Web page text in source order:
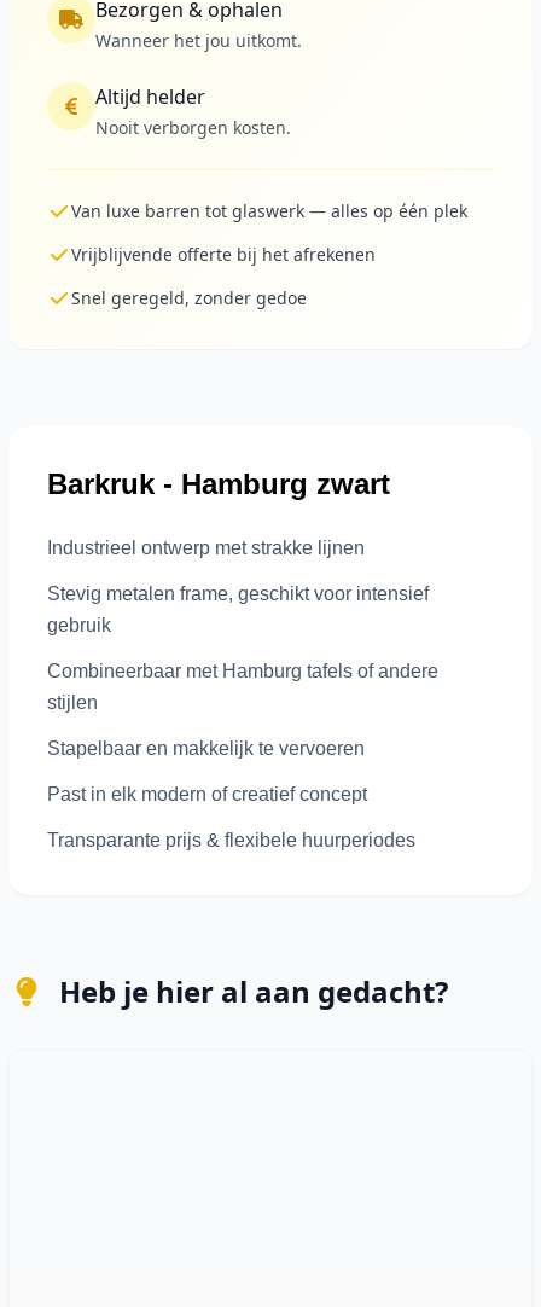
Bezorgen & ophalen
Wanneer het jou uitkomt.
Altijd helder
Nooit verborgen kosten.
Van luxe barren tot glaswerk — alles op één plek
Vrijblijvende offerte bij het afrekenen
Snel geregeld, zonder gedoe
Barkruk - Hamburg zwart
Industrieel ontwerp met strakke lijnen
Stevig metalen frame, geschikt voor intensief
gebruik
Combineerbaar met Hamburg tafels of andere
stijlen
Stapelbaar en makkelijk te vervoeren
Past in elk modern of creatief concept
Transparante prijs & flexibele huurperiodes
Heb je hier al aan gedacht?